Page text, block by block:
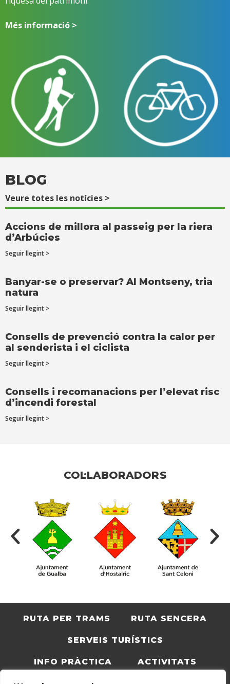
Més informació >
BLOG
Veure totes les notícies >
Accions de millora al passeig per la riera
d’Arbúcies
Seguir llegint >
Banyar-se o preservar? Al Montseny, tria
natura
Seguir llegint >
Consells de prevenció contra la calor per
al senderista i el ciclista
Seguir llegint >
Consells i recomanacions per l’elevat risc
d’incendi forestal
Seguir llegint >
COL·LABORADORS
RUTA PER TRAMS RUTA SENCERA
SERVEIS TURÍSTICS
INFO PRÀCTICA ACTIVITATS